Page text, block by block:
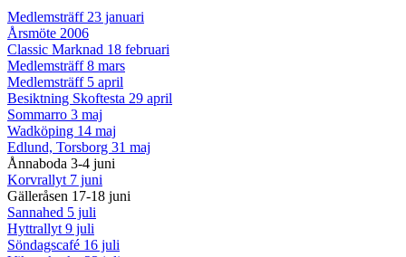
Medlemsträff 23 januari
Årsmöte 2006
Classic Marknad 18 februari
Medlemsträff 8 mars
Medlemsträff 5 april
Besiktning Skoftesta 29 april
Sommarro 3 maj
Wadköping 14 maj
Edlund, Torsborg 31 maj
Ånnaboda 3-4 juni
Korvrallyt 7 juni
Gälleråsen 17-18 juni
Sannahed 5 juli
Hyttrallyt 9 juli
Söndagscafé 16 juli